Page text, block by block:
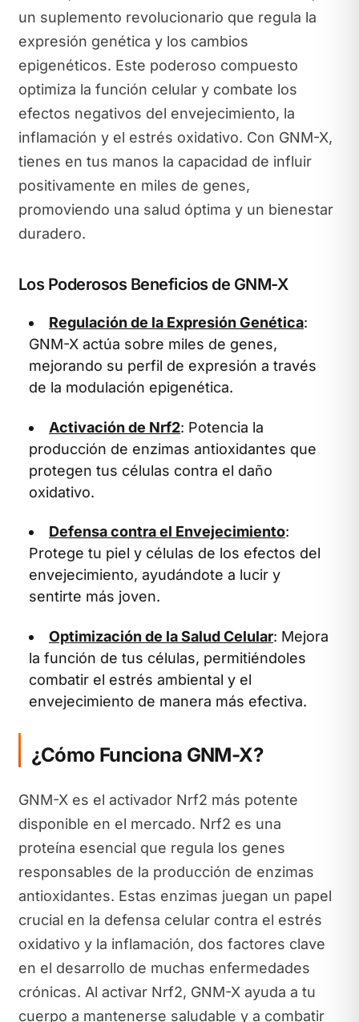
un suplemento revolucionario que regula la
expresión genética y los cambios
epigenéticos. Este poderoso compuesto
optimiza la función celular y combate los
efectos negativos del envejecimiento, la
inflamación y el estrés oxidativo. Con GNM-X,
tienes en tus manos la capacidad de influir
positivamente en miles de genes,
promoviendo una salud óptima y un bienestar
duradero.
Los Poderosos Beneficios de GNM-X
Regulación de la Expresión Genética:
GNM-X actúa sobre miles de genes,
mejorando su perfil de expresión a través
de la modulación epigenética.
Activación de Nrf2: Potencia la
producción de enzimas antioxidantes que
protegen tus células contra el daño
oxidativo.
Defensa contra el Envejecimiento:
Protege tu piel y células de los efectos del
envejecimiento, ayudándote a lucir y
sentirte más joven.
Optimización de la Salud Celular: Mejora
la función de tus células, permitiéndoles
combatir el estrés ambiental y el
envejecimiento de manera más efectiva.
¿Cómo Funciona GNM-X?
GNM-X es el activador Nrf2 más potente
disponible en el mercado. Nrf2 es una
proteína esencial que regula los genes
responsables de la producción de enzimas
antioxidantes. Estas enzimas juegan un papel
crucial en la defensa celular contra el estrés
oxidativo y la inflamación, dos factores clave
en el desarrollo de muchas enfermedades
crónicas. Al activar Nrf2, GNM-X ayuda a tu
cuerpo a mantenerse saludable y a combatir